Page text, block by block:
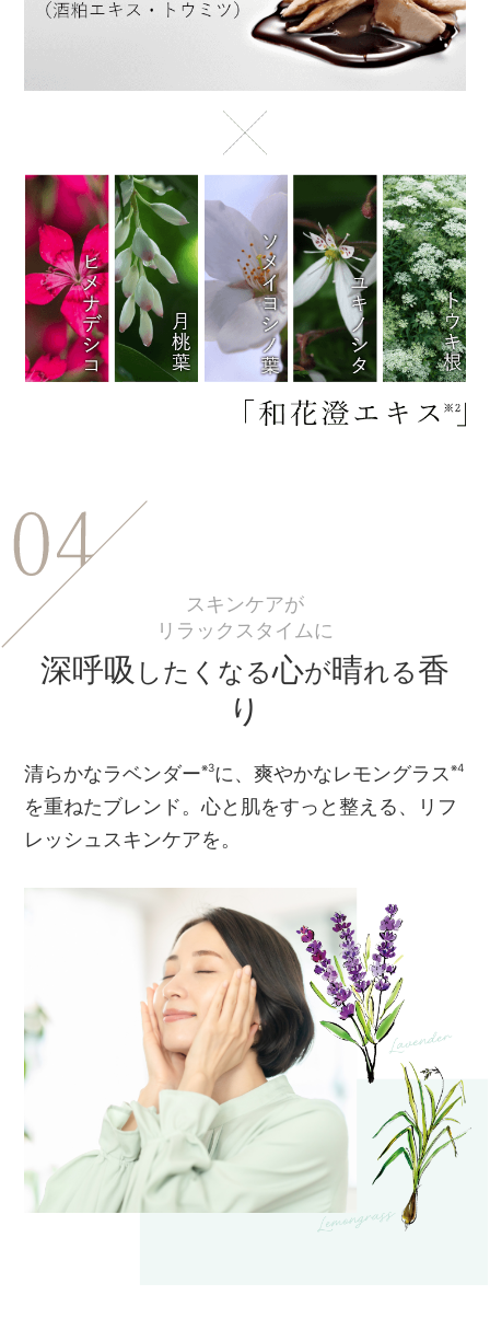
スキンケアが
リラックスタイムに
深呼吸 したくなる心が晴れる香
り
清らかなラベンダー※3に、爽やかなレモングラス※4
を重ねたブレンド。心と肌をすっと整える、リフ
レッシュスキンケアを。